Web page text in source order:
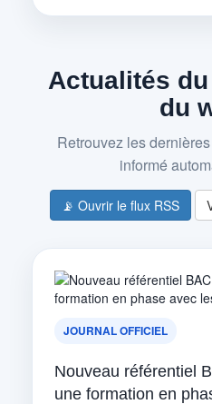
Actualités
du
Retrouvez les
informé
📡 Ouvrir le flux RSS
JOURNAL OFFICIEL
Nouveau référentiel
une formation en